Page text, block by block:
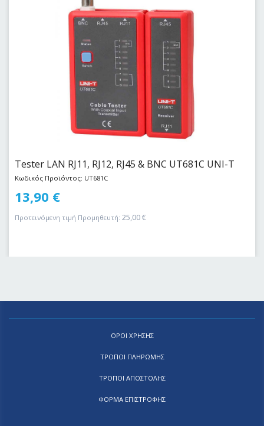
Tester LAN RJ11, RJ12, RJ45 & BNC UT681C UNI-T
Κωδικός Προϊόντος: UT681C
13,90 €
Προτεινόμενη τιμή Προμηθευτή: 25,00€
ΟΡΟΙ ΧΡΗΣΗΣ
ΤΡΟΠΟΙ ΠΛΗΡΩΜΗΣ
ΤΡΟΠΟΙ ΑΠΟΣΤΟΛΗΣ
ΦΟΡΜΑ ΕΠΙΣΤΡΟΦΗΣ